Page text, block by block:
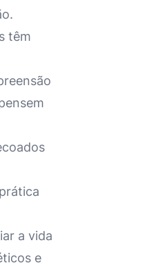
têm
a vida
e